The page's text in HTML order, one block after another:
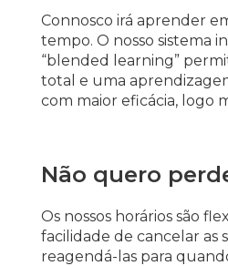
Connosco irá aprender
tempo. O nosso sistema
“blended learning”
total e uma
com maior eficácia, logo
Não quero
Os nossos horários são
facilidade de cancelar as
reagendá-las para